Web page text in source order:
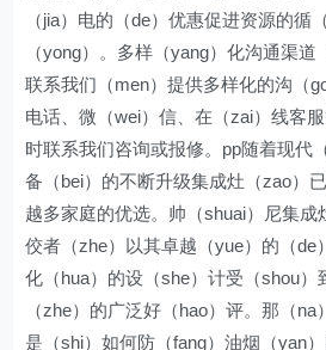
（jia）电的（de）优惠促进资源的循
（yong）。多样（yang）化沟通渠道
联系我们（men）提供多样化的沟（
电话、微（wei）信、在（zai）线客
时联系我们咨询或报修。pp随着现代
备（bei）的不断升级集成灶（zao）
越多家庭的优选。帅（shuai）尼集成
佼者（zhe）以其卓越（yue）的（de
化（hua）的设（she）计受（shou）
（zhe）的广泛好（hao）评。那（
是（shi）如何防（fang）油烟（yan